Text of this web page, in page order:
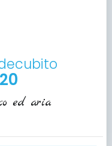
ed aria